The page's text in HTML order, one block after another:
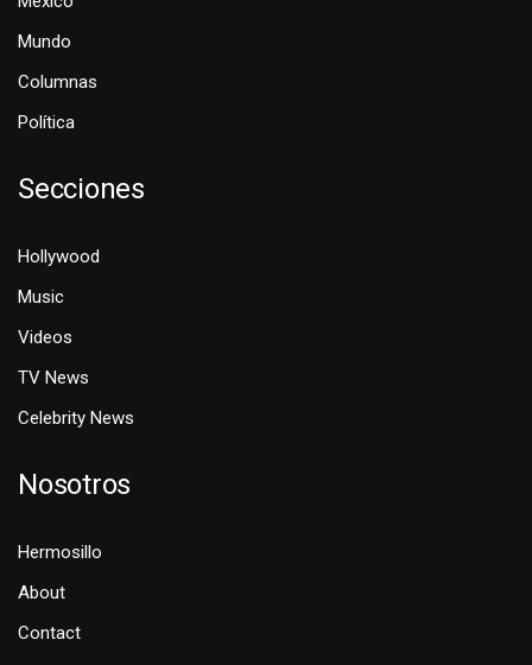
Mundo
Columnas
Política
Secciones
Hollywood
Music
Videos
TV News
Celebrity News
Nosotros
Hermosillo
About
Contact